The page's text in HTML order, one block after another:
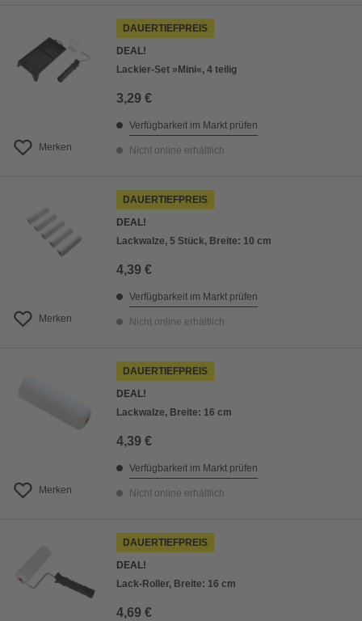
Merken
DAUERTIEFPREIS
DEAL!
Lackier-Set »Mini«, 4 teilig
3,29 €
Verfügbarkeit im Markt prüfen
Nicht online erhältlich
Merken
DAUERTIEFPREIS
DEAL!
Lackwalze, 5 Stück, Breite: 10 cm
4,39 €
Verfügbarkeit im Markt prüfen
Nicht online erhältlich
Merken
DAUERTIEFPREIS
DEAL!
Lackwalze, Breite: 16 cm
4,39 €
Verfügbarkeit im Markt prüfen
Nicht online erhältlich
DAUERTIEFPREIS
DEAL!
Lack-Roller, Breite: 16 cm
4,69 €